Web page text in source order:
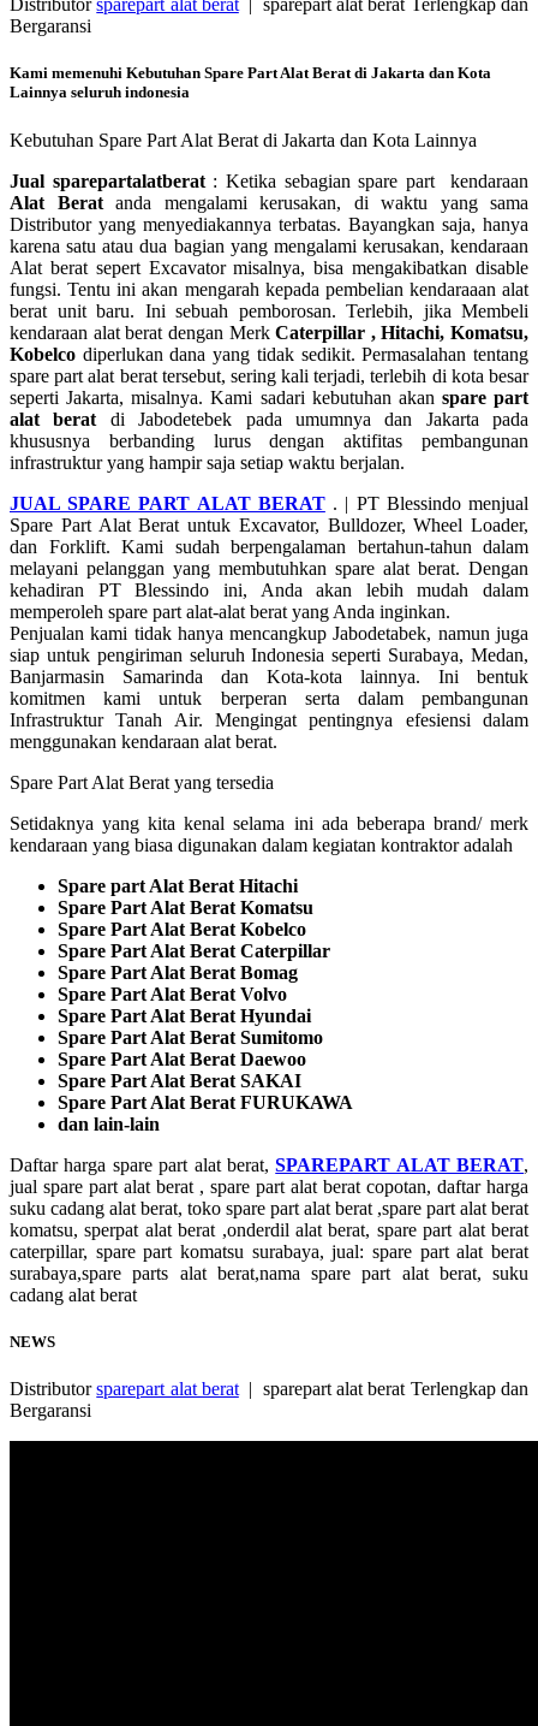
Distributorsparepart alat berat| sparepart alat berat Terlengkap dan
Bergaransi
Kami memenuhi Kebutuhan Spare Part Alat Berat di Jakarta dan Kota
Lainnya seluruh indonesia
Kebutuhan Spare Part Alat Berat di Jakarta dan Kota Lainnya
Jual sparepartalatberat: Ketika sebagian spare part kendaraan
Alat Beratanda mengalami kerusakan, di waktu yang sama
Distributor yang menyediakannya terbatas. Bayangkan saja, hanya
karena satu atau dua bagian yang mengalami kerusakan, kendaraan
Alat berat sepert Excavator misalnya, bisa mengakibatkan disable
fungsi. Tentu ini akan mengarah kepada pembelian kendaraaan alat
berat unit baru. Ini sebuah pemborosan. Terlebih, jika Membeli
kendaraan alat berat dengan MerkCaterpillar , Hitachi, Komatsu,
Kobelco diperlukan dana yang tidak sedikit. Permasalahan tentang
spare part alat berat tersebut, sering kali terjadi, terlebih di kota besar
seperti Jakarta, misalnya. Kami sadari kebutuhan akan spare part
alat berat di Jabodetebek pada umumnya dan Jakarta pada
khususnya berbanding lurus dengan aktifitas pembangunan
infrastruktur yang hampir saja setiap waktu berjalan.
JUAL SPARE PART ALAT BERAT. | PT Blessindo menjual
Spare Part Alat Berat untuk Excavator, Bulldozer, Wheel Loader,
dan Forklift. Kami sudah berpengalaman bertahun-tahun dalam
melayani pelanggan yang membutuhkan spare alat berat. Dengan
kehadiran PT Blessindo ini, Anda akan lebih mudah dalam
memperoleh spare part alat-alat berat yang Anda inginkan.
Penjualan kami tidak hanya mencangkup Jabodetabek, namun juga
siap untuk pengiriman seluruh Indonesia seperti Surabaya, Medan,
Banjarmasin Samarinda dan Kota-kota lainnya. Ini bentuk
komitmen kami untuk berperan serta dalam pembangunan
Infrastruktur Tanah Air. Mengingat pentingnya efesiensi dalam
menggunakan kendaraan alat berat.
Spare Part Alat Berat yang tersedia
Setidaknya yang kita kenal selama ini ada beberapa brand/ merk
kendaraan yang biasa digunakan dalam kegiatan kontraktor adalah
Spare part Alat Berat Hitachi
Spare Part Alat Berat Komatsu
Spare Part Alat Berat Kobelco
Spare Part Alat Berat Caterpillar
Spare Part Alat Berat Bomag
Spare Part Alat Berat Volvo
Spare Part Alat Berat Hyundai
Spare Part Alat Berat Sumitomo
Spare Part Alat Berat Daewoo
Spare Part Alat Berat SAKAI
Spare Part Alat Berat FURUKAWA
dan lain-lain
Daftar harga spare part alat berat,SPAREPART ALAT BERAT,
jual spare part alat berat , spare part alat berat copotan, daftar harga
suku cadang alat berat, toko spare part alat berat ,spare part alat berat
komatsu, sperpat alat berat ,onderdil alat berat, spare part alat berat
caterpillar, spare part komatsu surabaya, jual: spare part alat berat
surabaya,spare parts alat berat,nama spare part alat berat, suku
cadang alat berat
NEWS
Distributorsparepart alat berat| sparepart alat berat Terlengkap dan
Bergaransi